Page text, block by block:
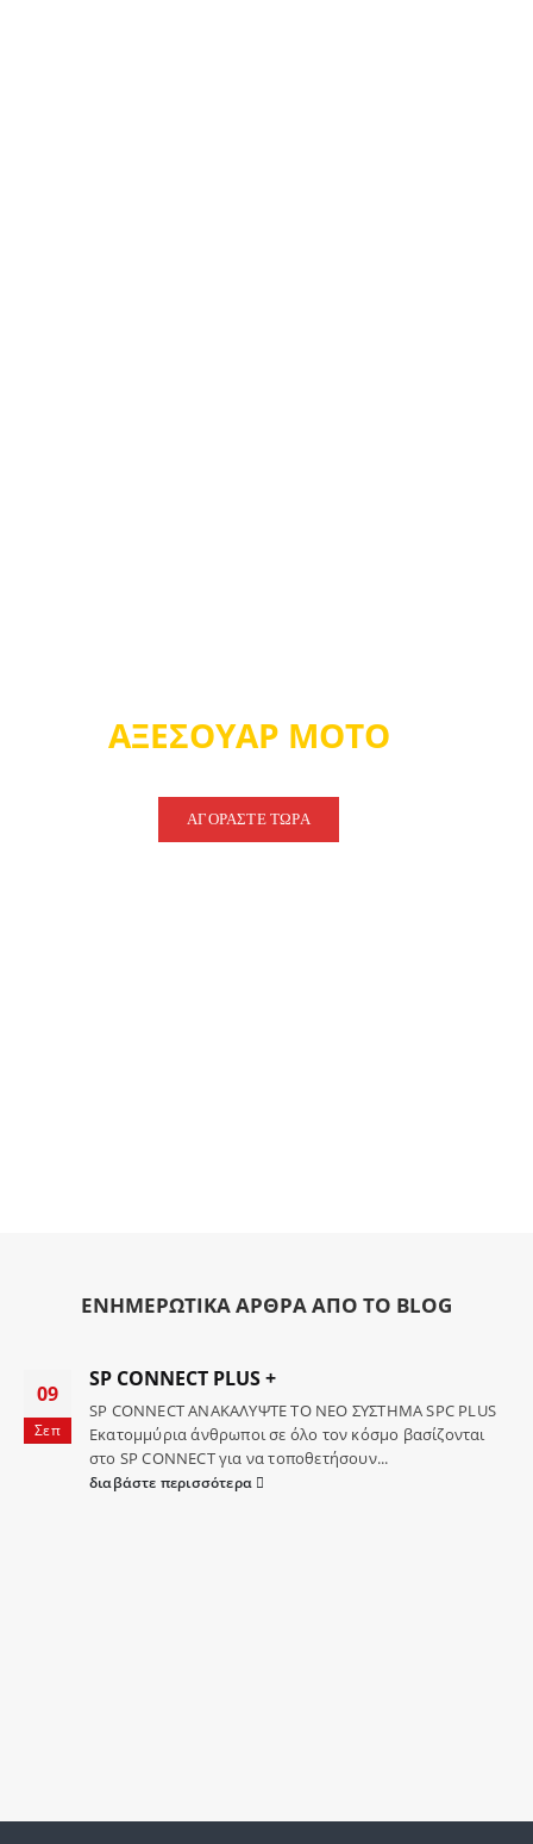
ΑΞΕΣΟΥΑΡ ΜΟΤΟ
ΑΓΟΡΑΣΤΕ ΤΩΡΑ
ΕΝΗΜΕΡΩΤΙΚΑ ΑΡΘΡΑ ΑΠΟ ΤΟ BLOG
09
Σεπ
SP CONNECT PLUS +
SP CONNECT ΑΝΑΚΑΛΥΨΤΕ ΤΟ ΝΕΟ ΣΥΣΤΗΜΑ SPC PLUS
Εκατομμύρια άνθρωποι σε όλο τον κόσμο βασίζονται
στο SP CONNECT για να τοποθετήσουν...
διαβάστε περισσότερα